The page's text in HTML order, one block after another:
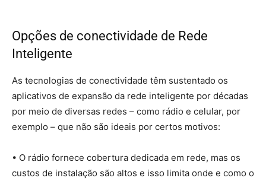
Opções de conectividade de Rede
Inteligente
As tecnologias de conectividade têm sustentado os
aplicativos de expansão da rede inteligente por décadas
por meio de diversas redes – como rádio e celular, por
exemplo – que não são ideais por certos motivos:
• O rádio fornece cobertura dedicada em rede, mas os
custos de instalação são altos e isso limita onde e como o